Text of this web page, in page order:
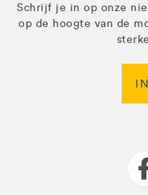
Schrijf je in op onze
op de hoogte van de